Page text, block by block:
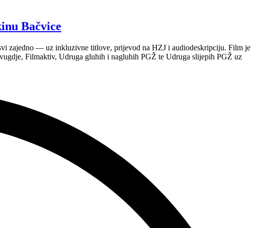
Bačvice
zajedno — uz inkluzivne titlove, prijevod na HZJ i audiodeskripciju. Film je
Filmaktiv, Udruga gluhih i nagluhih PGŽ te Udruga slijepih PGŽ uz